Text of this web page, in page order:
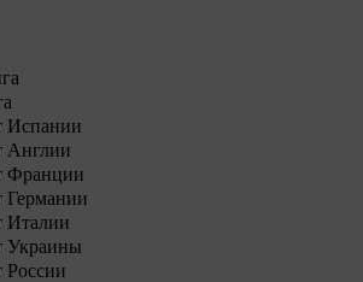
Испании
Англии
Франции
Германии
Италии
Украины
России